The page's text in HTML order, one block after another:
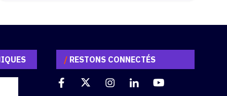
/RESTONS CONNECTÉS